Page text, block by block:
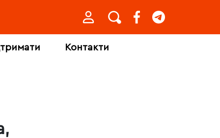
Контакти